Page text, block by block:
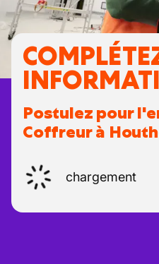
Postulez pour
Coffreur à
chargement